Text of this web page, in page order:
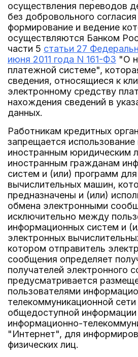
осуществления переводов
без добровольного согласия
формирование и ведение
осуществляются Банком
части 5 статьи 27
июня 2011 года N 161-ФЗ "О
платежной системе",
сведения, относящиеся к
электронному средству
нахождения сведений в
данных.
Работникам кредитных
запрещается
иностранным юридическим
иностранным гражданам
систем и (или) программ
вычислительных машин,
предназначены и (или)
обмена электронными
исключительно между
информационных систем и
электронных
котором отправитель
сообщения определяет
получателей электронного
предусматривается
пользователями
телекоммуникационной
общедоступной информации
информационно-
"Интернет", для
физических лиц.